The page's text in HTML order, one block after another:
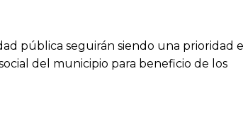
pública seguirán siendo una prioridad
del municipio para beneficio de los